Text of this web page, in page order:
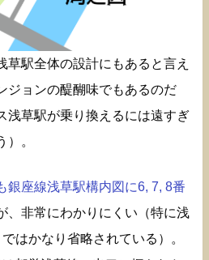
草駅全体の設計にもあると言え
ジョンの醍醐味でもあるのだ
浅草駅が乗り換えるには遠すぎ
。
銀座線浅草駅構内図に6, 7, 8番
、非常にわかりにくい（特に浅
はかなり省略されている）。